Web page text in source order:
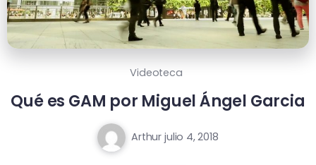
Videoteca
Qué es GAM por Miguel Ángel Garcia
Arthur julio 4, 2018